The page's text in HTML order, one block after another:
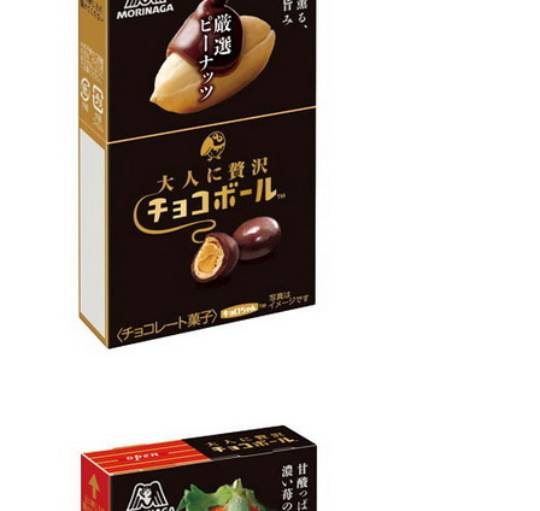
IT製品の技術・比較・事例
製造業のIT導入・活用を支援
モノづくり技術者専門サイト
エレクトロニクス専門サイト
電子設計の基本と応用
エネルギーの専門メディア